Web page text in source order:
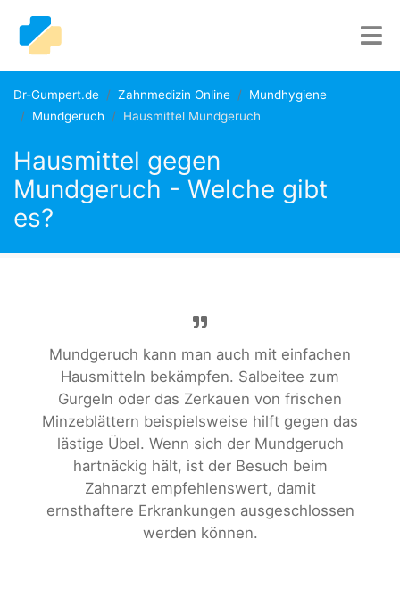
Dr-Gumpert.de Zahnmedizin Online
Mundhygiene
Mundgeruch
Hausmittel Mundgeruch
Hausmittel gegen
Mundgeruch - Welche gibt
es?
Mundgeruch kann man auch mit einfachen
Hausmitteln bekämpfen. Salbeitee zum
Gurgeln oder das Zerkauen von frischen
Minzeblättern beispielsweise hilft gegen das
lästige Übel. Wenn sich der Mundgeruch
hartnäckig hält, ist der Besuch beim
Zahnarzt empfehlenswert, damit
ernsthaftere Erkrankungen ausgeschlossen
werden können.